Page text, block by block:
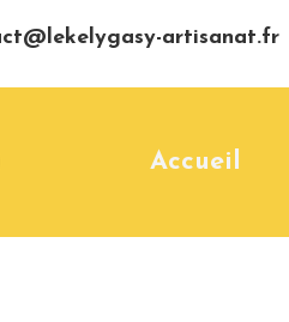
artisanat.fr
Accueil